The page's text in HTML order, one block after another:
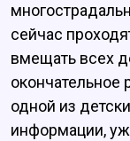
сейчас
вмещать всех
окончательное
одной из
информации,